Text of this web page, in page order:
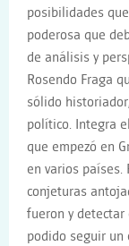
posibilidades
poderosa que
de análisis y
Rosendo Fraga
sólido
político. Integra
que empezó en
en varios países.
conjeturas
fueron y detectar
podido seguir